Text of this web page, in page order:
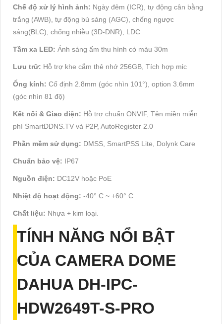
Chế độ xử lý hình ảnh: Ngày đêm (ICR), tự động cân bằng
trắng (AWB), tự động bù sáng (AGC), chống ngược
sáng(BLC), chống nhiễu (3D-DNR), LDC
Tầm xa LED: Ánh sáng ấm thu hình có màu 30m
Lưu trữ: Hỗ trợ khe cắm thẻ nhớ 256GB, Tích hợp mic
Ống kính: Cố định 2.8mm (góc nhìn 101°), option 3.6mm
(góc nhìn 81 độ)
Kết nối & Giao diện: Hỗ trợ chuẩn ONVIF, Tên miền miễn
phí SmartDDNS.TV và P2P, AutoRegister 2.0
Phần mềm sử dụng: DMSS, SmartPSS Lite, Dolynk Care
Chuẩn bảo vệ: IP67
Nguồn điện: DC12V hoặc PoE
Nhiệt độ hoạt động: -40° C ~ +60° C
Chất liệu: Nhựa + kim loại.
TÍNH NĂNG NỔI BẬT
CỦA CAMERA DOME
DAHUA DH-IPC-
HDW2649T-S-PRO